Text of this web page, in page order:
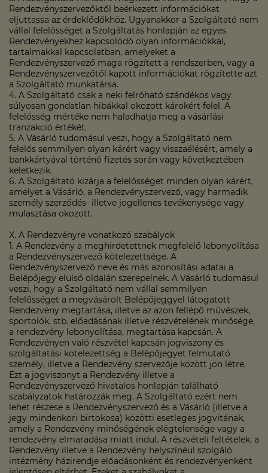
Rendezvényszervezőktől beérkezett információkat
eljuttassa az érdeklődőkhöz. Ugyanakkor a Szolgáltató nem
vállal felelősséget a Szolgáltatás honlapján az egyes
Rendezvényekhez kapcsolódó olyan információkkal,
tartalmakkal kapcsolatban, amelyeket a
Rendezvényszervező maga rögzített a rendszerben, vagy a
Rendezvényszervezőtől kapott információkat rögzítette azt
a Szolgáltató munkatársa.
4. A Szolgáltató csak a neki felróható szándékos vagy
súlyosan gondatlan hibákkal okozott károkért felel. A
felelősség mértéke nem haladhatja meg a vásárlási
tranzakció értékét.
5. A Vásárló tudomásul veszi, hogy a Szolgáltató nem
felelős semmilyen olyan kárért vagy visszaélésért, amely a
bankkártyával történő fizetés során vagy következtében
keletkezik.
6. A Szolgáltató kizárja a felelősséget minden olyan kárért,
amelyet a Vásárló, a Rendezvényszervező, vagy harmadik
személy szerződés- illetve jogellenes tevékenysége vagy
mulasztása okozott.
X. A Rendezvényre vonatkozó szabályok
1. A Rendezvény a meghirdetettnek megfelelő lebonyolítása
a Rendezvényszervező kötelezettsége. A
Rendezvényszervező neve és más azonosítási adatai a
Belépőjegy elülső oldalán szerepelnek. A Vásárló tudomásul
veszi, hogy a Szolgáltató nem vállal semmilyen
felelősséget a megvásárolt Belépőjeggyel látogatott
Rendezvény megtartása, illetve az azon fellépő művészek,
sportolók, stb. előadásának illetve részvételének minősége,
a rendezvény lebonyolítása, megtartása kapcsán. A
Rendezvényen való részvétel kapcsán jogviszony és
szolgáltatási kötelezettség a Belépőjegyet felmutató
személy, illetve a Rendezvény szervezője között jön létre.
Ezt a jogviszonyt a Rendezvény illetve a
Rendezvényszervező hivatalos honlapján található
szabályzatok határozzák meg. A Szolgáltató ezért nem
lehet részese a Rendezvényszervező és a Vásárló (illetve a
jegy mindenkori birtokosa) közötti esetleges jogvitának,
amely a Rendezvény minőségének elégtelensége vagy a
rendezvény elmaradása miatt indul. A részvételi feltételek, a
Rendezvény illetve a Rendezvény helyszínéül szolgáló
intézmény házirendje előadásonként és rendezvényenként